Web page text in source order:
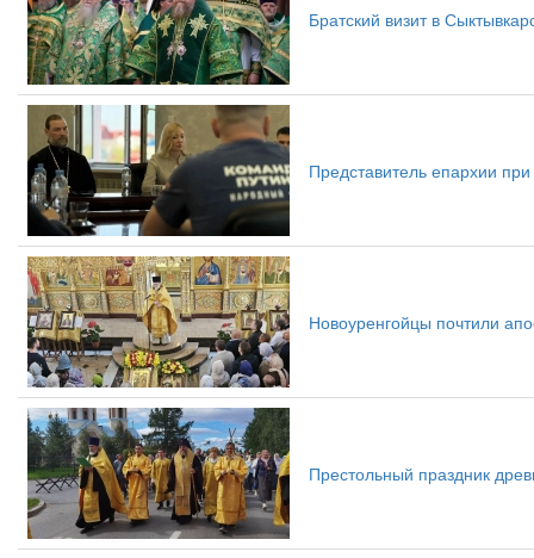
Братский визит в
Представитель епархии
Новоуренгойцы почтили
Престольный праздник